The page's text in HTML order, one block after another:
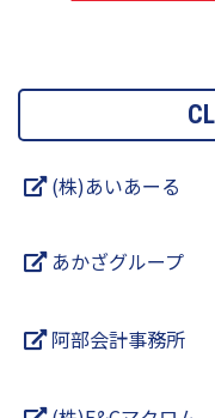
(株)あいあーる
あかざグループ
阿部会計事務所